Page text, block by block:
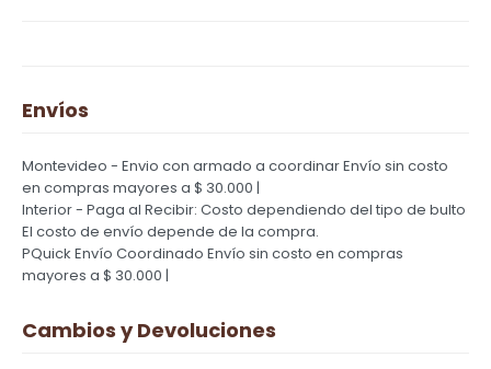
Envíos
Montevideo - Envio con armado a coordinarEnvío sin costo
en compras mayores a $ 30.000 |
Interior - Paga al Recibir: Costo dependiendo del tipo de bulto
El costo de envío depende de la compra.
PQuick Envío Coordinado Envío sin costo en compras
mayores a $ 30.000 |
Cambios y Devoluciones